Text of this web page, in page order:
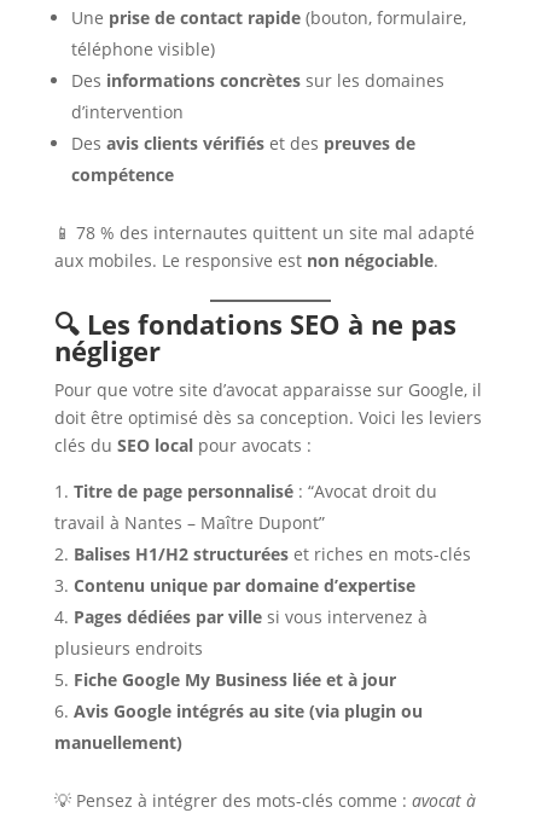
Une prise de contact rapide(bouton, formulaire,
téléphone visible)
Des informations concrètessur les domaines
d’intervention
Des avis clients vérifiéset des preuves de
compétence
📱 78 % des internautes quittent un site mal adapté
aux mobiles. Le responsive est non négociable.
🔍 Les fondations SEO à ne pas
négliger
Pour que votre site d’avocat apparaisse sur Google, il
doit être optimisé dès sa conception. Voici les leviers
clés du SEO localpour avocats :
Titre de page personnalisé: “Avocat droit du
travail à Nantes – Maître Dupont”
Balises H1/H2 structuréeset riches en mots-clés
Contenu unique par domaine d’expertise
Pages dédiées par villesi vous intervenez à
plusieurs endroits
Fiche Google My Business liée et à jour
Avis Google intégrés au site (via plugin ou
manuellement)
💡 Pensez à intégrer des mots-clés comme : avocat à